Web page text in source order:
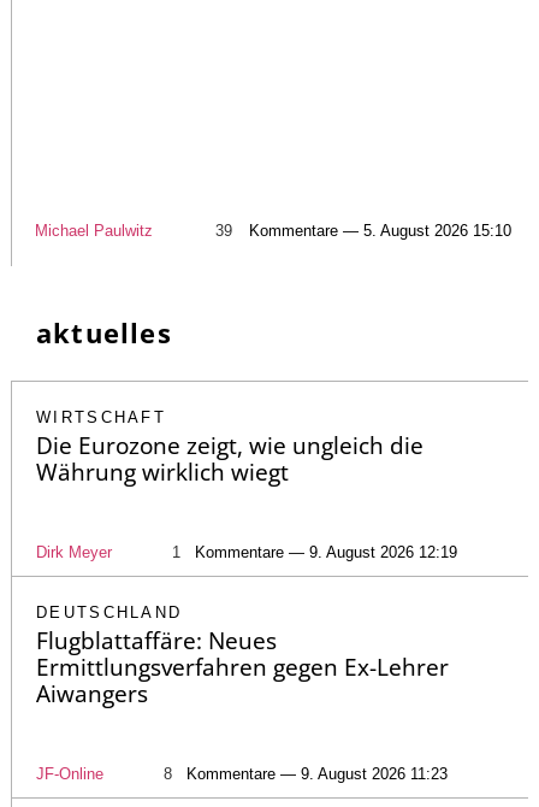
Michael Paulwitz 39 Kommentare — 5. August 2026 15:10
aktuelles
WIRTSCHAFT
Die Eurozone zeigt, wie ungleich die
Währung wirklich wiegt
Dirk Meyer 1 Kommentare — 9. August 2026 12:19
DEUTSCHLAND
Flugblattaffäre: Neues
Ermittlungsverfahren gegen Ex-Lehrer
Aiwangers
JF-Online 8 Kommentare — 9. August 2026 11:23